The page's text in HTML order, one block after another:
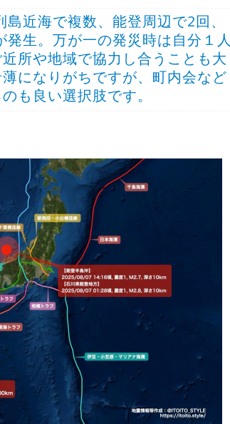
近海で複数、能登周辺で2回、
生。万が一の発災時は自分１人
所や地域で協力し合うことも大
になりがちですが、町内会など
も良い選択肢です。